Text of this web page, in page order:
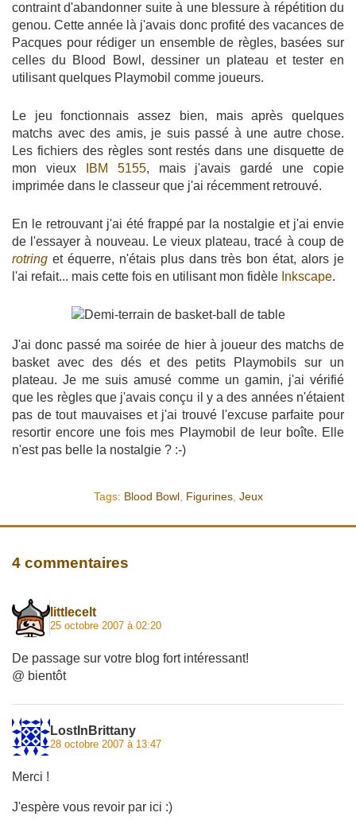
contraint d'abandonner suite à une blessure à répétition du
genou. Cette année là j'avais donc profité des vacances de
Pacques pour rédiger un ensemble de règles, basées sur
celles du Blood Bowl, dessiner un plateau et tester en
utilisant quelques Playmobil comme joueurs.
Le jeu fonctionnais assez bien, mais après quelques
matchs avec des amis, je suis passé à une autre chose.
Les fichiers des règles sont restés dans une disquette de
mon vieux
IBM 5155, mais j'avais gardé une copie
imprimée dans le classeur que j'ai récemment retrouvé.
En le retrouvant j'ai été frappé par la nostalgie et j'ai envie
de l'essayer à nouveau. Le vieux plateau, tracé à coup de
rotring et équerre, n'étais plus dans très bon état, alors je
l'ai refait... mais cette fois en utilisant mon fidèle Inkscape.
J'ai donc passé ma soirée de hier à joueur des matchs de
basket avec des dés et des petits Playmobils sur un
plateau. Je me suis amusé comme un gamin, j'ai vérifié
que les règles que j'avais conçu il y a des années n'étaient
pas de tout mauvaises et j'ai trouvé l'excuse parfaite pour
resortir encore une fois mes Playmobil de leur boîte. Elle
n'est pas belle la nostalgie ? :-)
Tags: Blood Bowl, Figurines, Jeux
4 commentaires
littlecelt
25 octobre 2007 à 02:20
De passage sur votre blog fort intéressant!
@ bientôt
LostInBrittany
28 octobre 2007 à 13:47
Merci !
J'espère vous revoir par ici :)